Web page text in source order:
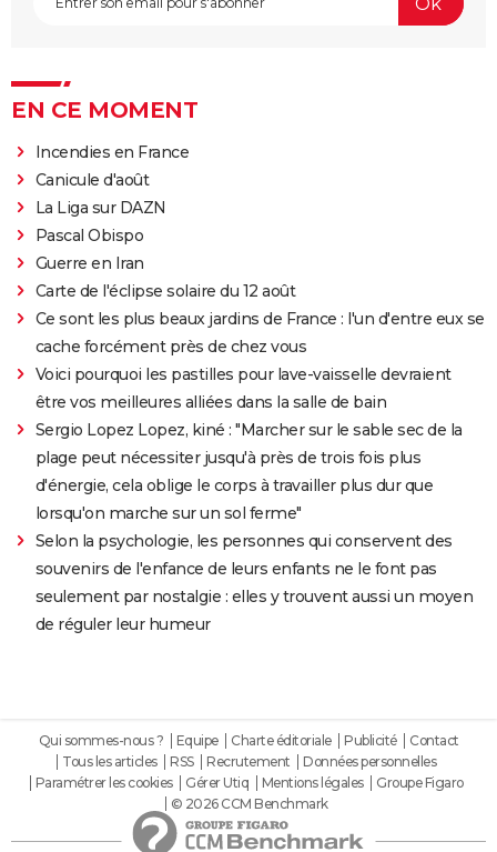
EN CE MOMENT
Incendies en France
Canicule d'août
La Liga sur DAZN
Pascal Obispo
Guerre en Iran
Carte de l'éclipse solaire du 12 août
Ce sont les plus beaux jardins de France : l'un d'entre eux se
cache forcément près de chez vous
Voici pourquoi les pastilles pour lave-vaisselle devraient
être vos meilleures alliées dans la salle de bain
Sergio Lopez Lopez, kiné : "Marcher sur le sable sec de la
plage peut nécessiter jusqu'à près de trois fois plus
d'énergie, cela oblige le corps à travailler plus dur que
lorsqu'on marche sur un sol ferme"
Selon la psychologie, les personnes qui conservent des
souvenirs de l'enfance de leurs enfants ne le font pas
seulement par nostalgie : elles y trouvent aussi un moyen
de réguler leur humeur
Qui sommes-nous ? Equipe Charte éditoriale Publicité
Contact
Tous les articles
RSS Recrutement
Données personnelles
Paramétrer les cookies
Gérer Utiq Mentions légales
Groupe Figaro
© 2026 CCM Benchmark